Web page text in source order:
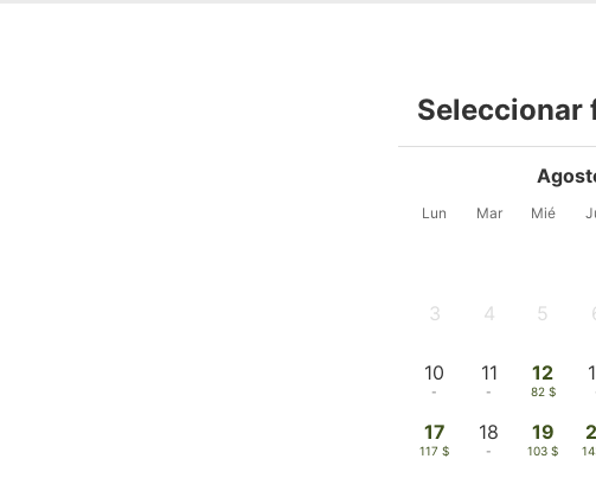
Seleccionar
Lun Mar Mié
3 4 5
10
-
11
-
12
82 $
17
117 $
18
-
19
103 $